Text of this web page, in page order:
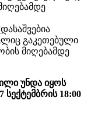
გაკეთებული
მიღებამდე
უნდა იყოს
18:00